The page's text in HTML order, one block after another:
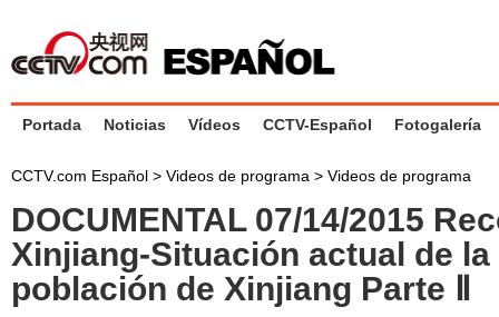
Portada Noticias Vídeos CCTV-Español Fotogalería
CCTV.com Español > Videos de programa > Videos de programa
DOCUMENTAL 07/14/2015
Xinjiang-Situación actual de la
población de Xinjiang Parte Ⅱ